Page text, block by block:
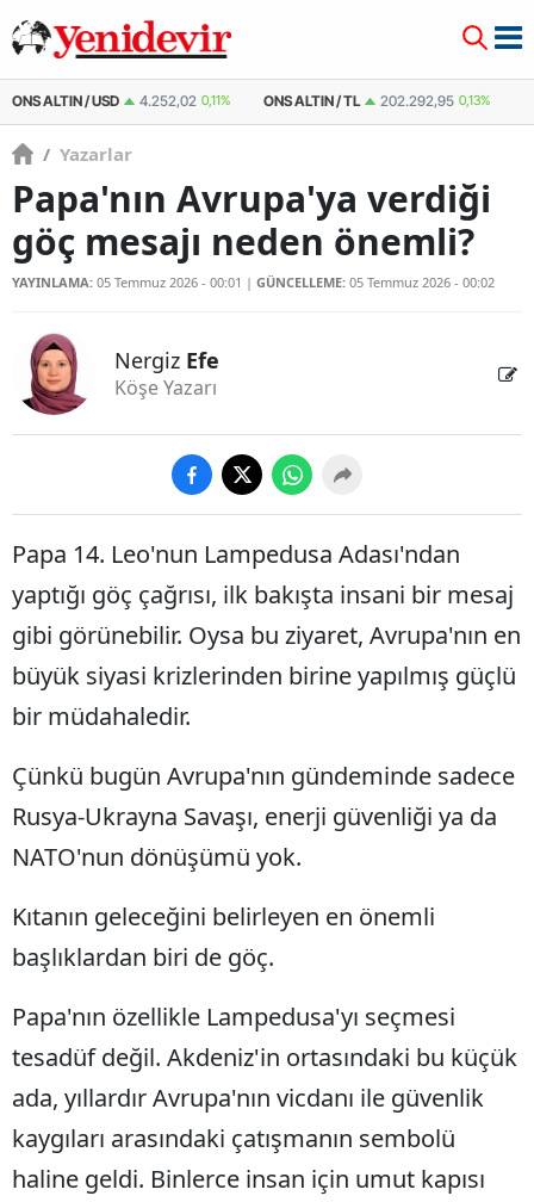
ONS ALTIN / TL 202.292,95 0,13% ÇEYREK ALTIN 10.634,59 0,13%
/ Yazarlar
Papa'nın Avrupa'ya verdiği
göç mesajı neden önemli?
YAYINLAMA: 05 Temmuz 2026 - 00:01 | GÜNCELLEME: 05 Temmuz 2026 - 00:02
Nergiz Efe
Köşe Yazarı
Papa 14. Leo'nun Lampedusa Adası'ndan
yaptığı göç çağrısı, ilk bakışta insani bir mesaj
gibi görünebilir. Oysa bu ziyaret, Avrupa'nın en
büyük siyasi krizlerinden birine yapılmış güçlü
bir müdahaledir.
Çünkü bugün Avrupa'nın gündeminde sadece
Rusya-Ukrayna Savaşı, enerji güvenliği ya da
NATO'nun dönüşümü yok.
Kıtanın geleceğini belirleyen en önemli
başlıklardan biri de göç.
Papa'nın özellikle Lampedusa'yı seçmesi
tesadüf değil. Akdeniz'in ortasındaki bu küçük
ada, yıllardır Avrupa'nın vicdanı ile güvenlik
kaygıları arasındaki çatışmanın sembolü
haline geldi. Binlerce insan için umut kapısı